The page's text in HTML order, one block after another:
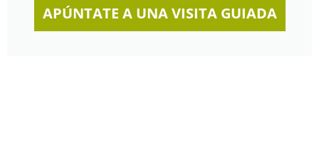
APÚNTATE A UNA VISITA GUIADA